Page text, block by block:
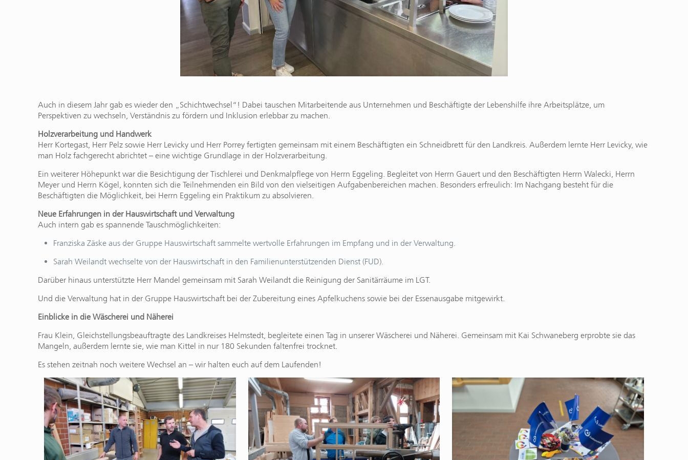
Auch in diesem Jahr gab es wieder den „Schichtwechsel“! Dabei tauschen Mitarbeitende aus Unternehmen und Beschäftigte der Lebenshilfe ihre Arbeitsplätze, um
Perspektiven zu wechseln, Verständnis zu fördern und Inklusion erlebbar zu machen.
Holzverarbeitung und Handwerk
Herr Kortegast, Herr Pelz sowie Herr Levicky und Herr Porrey fertigten gemeinsam mit einem Beschäftigten ein Schneidbrett für den Landkreis. Außerdem lernte Herr Levicky, wie
man Holz fachgerecht abrichtet – eine wichtige Grundlage in der Holzverarbeitung.
Ein weiterer Höhepunkt war die Besichtigung der Tischlerei und Denkmalpflege von Herrn Eggeling. Begleitet von Herrn Gauert und den Beschäftigten Herrn Walecki, Herrn
Meyer und Herrn Kögel, konnten sich die Teilnehmenden ein Bild von den vielseitigen Aufgabenbereichen machen. Besonders erfreulich: Im Nachgang besteht für die
Beschäftigten die Möglichkeit, bei Herrn Eggeling ein Praktikum zu absolvieren.
Neue Erfahrungen in der Hauswirtschaft und Verwaltung
Auch intern gab es spannende Tauschmöglichkeiten:
Franziska Zäske aus der Gruppe Hauswirtschaft sammelte wertvolle Erfahrungen im Empfang und in der Verwaltung.
Sarah Weilandt wechselte von der Hauswirtschaft in den Familienunterstützenden Dienst (FUD).
Darüber hinaus unterstützte Herr Mandel gemeinsam mit Sarah Weilandt die Reinigung der Sanitärräume im LGT.
Und die Verwaltung hat in der Gruppe Hauswirtschaft bei der Zubereitung eines Apfelkuchens sowie bei der Essenausgabe mitgewirkt.
Einblicke in die Wäscherei und Näherei
Frau Klein, Gleichstellungsbeauftragte des Landkreises Helmstedt, begleitete einen Tag in unserer Wäscherei und Näherei. Gemeinsam mit Kai Schwaneberg erprobte sie das
Mangeln, außerdem lernte sie, wie man Kittel in nur 180 Sekunden faltenfrei trocknet.
Es stehen zeitnah noch weitere Wechsel an – wir halten euch auf dem Laufenden!